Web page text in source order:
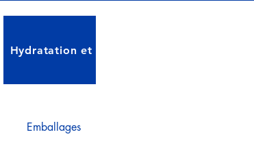
Hydratation et Santé
Emballages